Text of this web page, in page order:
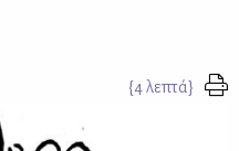
{4 λεπτά}